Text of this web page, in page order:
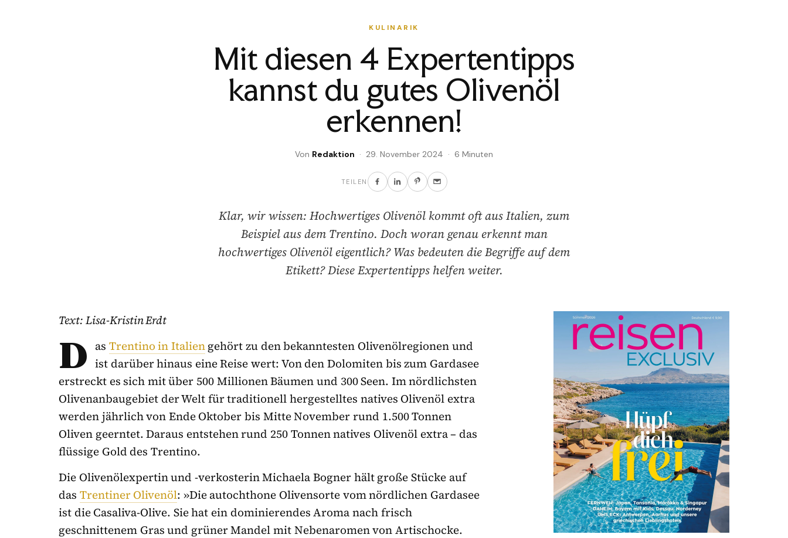
KULINARIK
Mit diesen 4 Expertentipps
kannst du gutes Olivenöl
erkennen!
Von Redaktion · 29. November 2024 · 6 Minuten
TEILEN
Klar, wir wissen: Hochwertiges Olivenöl kommt oft aus Italien, zum
Beispiel aus dem Trentino. Doch woran genau erkennt man
hochwertiges Olivenöl eigentlich? Was bedeuten die Begriffe auf dem
Etikett? Diese Expertentipps helfen weiter.
Text: Lisa-Kristin Erdt
D as Trentino in Italiengehört zu den bekanntesten Olivenölregionen und
ist darüber hinaus eine Reise wert: Von den Dolomiten bis zum Gardasee
erstreckt es sich mit über 500 Millionen Bäumen und 300 Seen. Im nördlichsten
Olivenanbaugebiet der Welt für traditionell hergestelltes natives Olivenöl extra
werden jährlich von Ende Oktober bis Mitte November rund 1.500 Tonnen
Oliven geerntet. Daraus entstehen rund 250 Tonnen natives Olivenöl extra – das
flüssige Gold des Trentino.
Die Olivenölexpertin und -verkosterin Michaela Bogner hält große Stücke auf
das Trentiner Olivenöl: »Die autochthone Olivensorte vom nördlichen Gardasee
ist die Casaliva-Olive. Sie hat ein dominierendes Aroma nach frisch
geschnittenem Gras und grüner Mandel mit Nebenaromen von Artischocke.